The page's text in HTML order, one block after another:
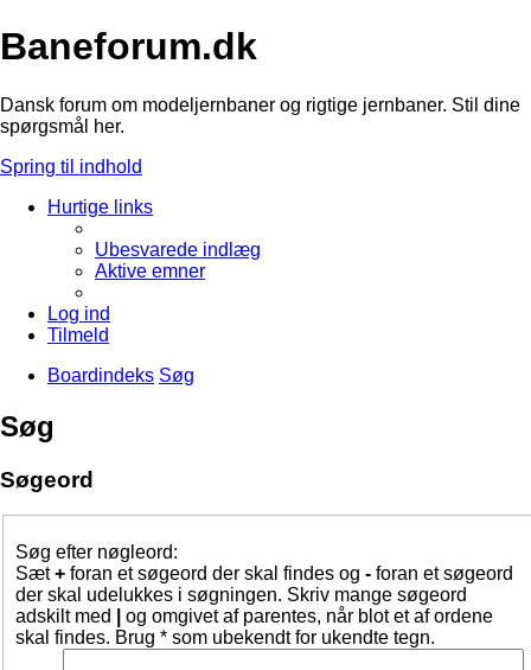
Baneforum.dk
Dansk forum om modeljernbaner og rigtige jernbaner. Stil dine
spørgsmål her.
Spring til indhold
Hurtige links
Ubesvarede indlæg
Aktive emner
Log ind
Tilmeld
Boardindeks Søg
Søg
Søgeord
Søg efter nøgleord:
Sæt+ foran et søgeord der skal findes og - foran et søgeord
der skal udelukkes i søgningen. Skriv mange søgeord
adskilt med
og omgivet af parentes, når blot et af ordene
skal findes. Brug * som ubekendt for ukendte tegn.